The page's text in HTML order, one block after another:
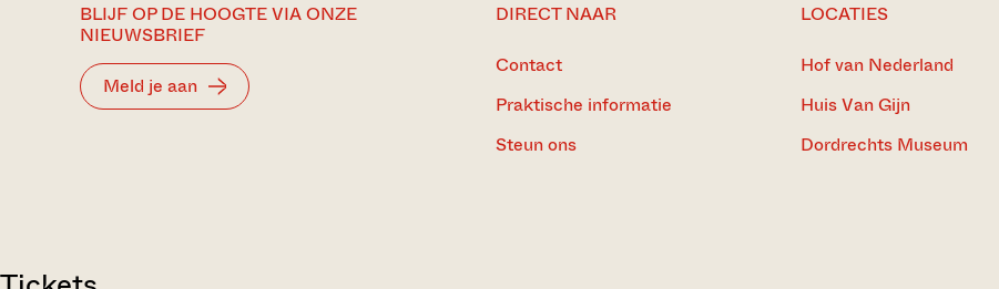
BLIJF OP DE HOOGTE VIA ONZE
NIEUWSBRIEF
Meld je aan
DIRECT NAAR
Contact
Praktische informatie
Steun ons
LOCATIES
Hof van Nederland
Huis Van Gijn
Dordrechts Museum